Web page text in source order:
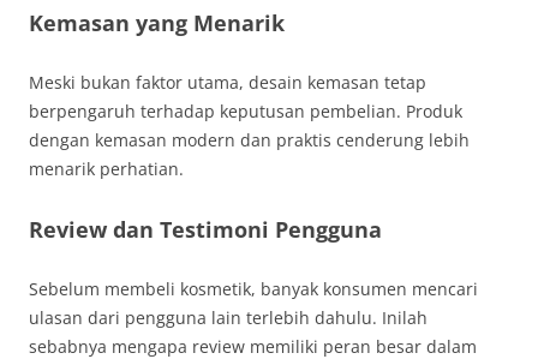
Kemasan yang Menarik
Meski bukan faktor utama, desain kemasan tetap
berpengaruh terhadap keputusan pembelian. Produk
dengan kemasan modern dan praktis cenderung lebih
menarik perhatian.
Review dan Testimoni Pengguna
Sebelum membeli kosmetik, banyak konsumen mencari
ulasan dari pengguna lain terlebih dahulu. Inilah
sebabnya mengapa review memiliki peran besar dalam